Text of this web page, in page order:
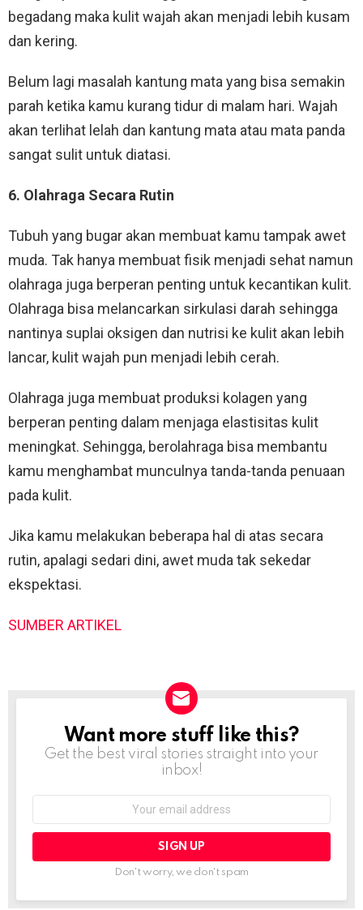
begadang maka kulit wajah akan menjadi lebih kusam
dan kering.
Belum lagi masalah kantung mata yang bisa semakin
parah ketika kamu kurang tidur di malam hari. Wajah
akan terlihat lelah dan kantung mata atau mata panda
sangat sulit untuk diatasi.
6. Olahraga Secara Rutin
Tubuh yang bugar akan membuat kamu tampak awet
muda. Tak hanya membuat fisik menjadi sehat namun
olahraga juga berperan penting untuk kecantikan kulit.
Olahraga bisa melancarkan sirkulasi darah sehingga
nantinya suplai oksigen dan nutrisi ke kulit akan lebih
lancar, kulit wajah pun menjadi lebih cerah.
Olahraga juga membuat produksi kolagen yang
berperan penting dalam menjaga elastisitas kulit
meningkat. Sehingga, berolahraga bisa membantu
kamu menghambat munculnya tanda-tanda penuaan
pada kulit.
Jika kamu melakukan beberapa hal di atas secara
rutin, apalagi sedari dini, awet muda tak sekedar
ekspektasi.
SUMBER ARTIKEL
NEWSLETTER
Want more stuff like this?
Get the best viral stories straight into your
inbox!
Don't worry, we don't spam